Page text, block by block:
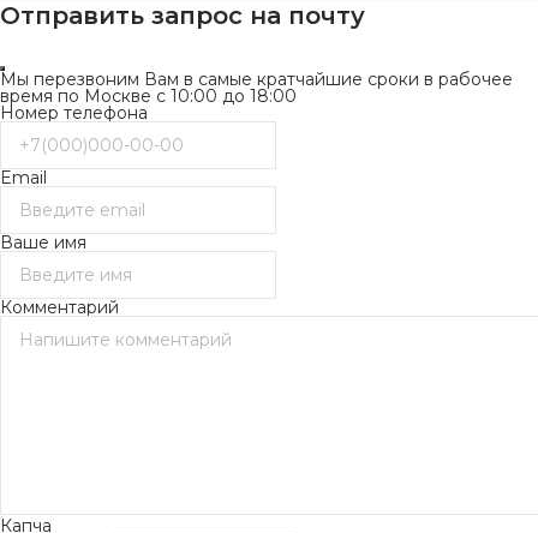
Отправить запрос на почту
Мы перезвоним Вам в самые кратчайшие сроки в рабочее
время по Москве с 10:00 до 18:00
Номер телефона
Email
Ваше имя
Комментарий
Капча